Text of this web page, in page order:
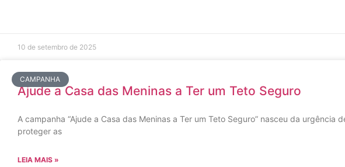
10 de setembro de 2025
CAMPANHA
Ajude a Casa das Meninas a Ter um Teto Seguro
A campanha “Ajude a Casa das Meninas a Ter um Teto Seguro” nasceu da urgência
proteger as
LEIA MAIS »